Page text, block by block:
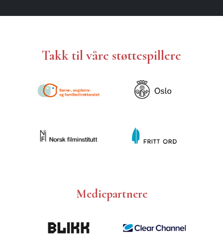
Takk til våre støttespillere
Mediepartnere